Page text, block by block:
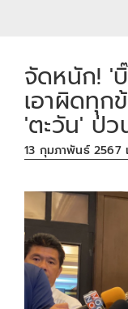
จัดหนัก! '
เอาผิดทุก
'ตะวัน' ป่ว
13 กุมภาพันธ์ 2567